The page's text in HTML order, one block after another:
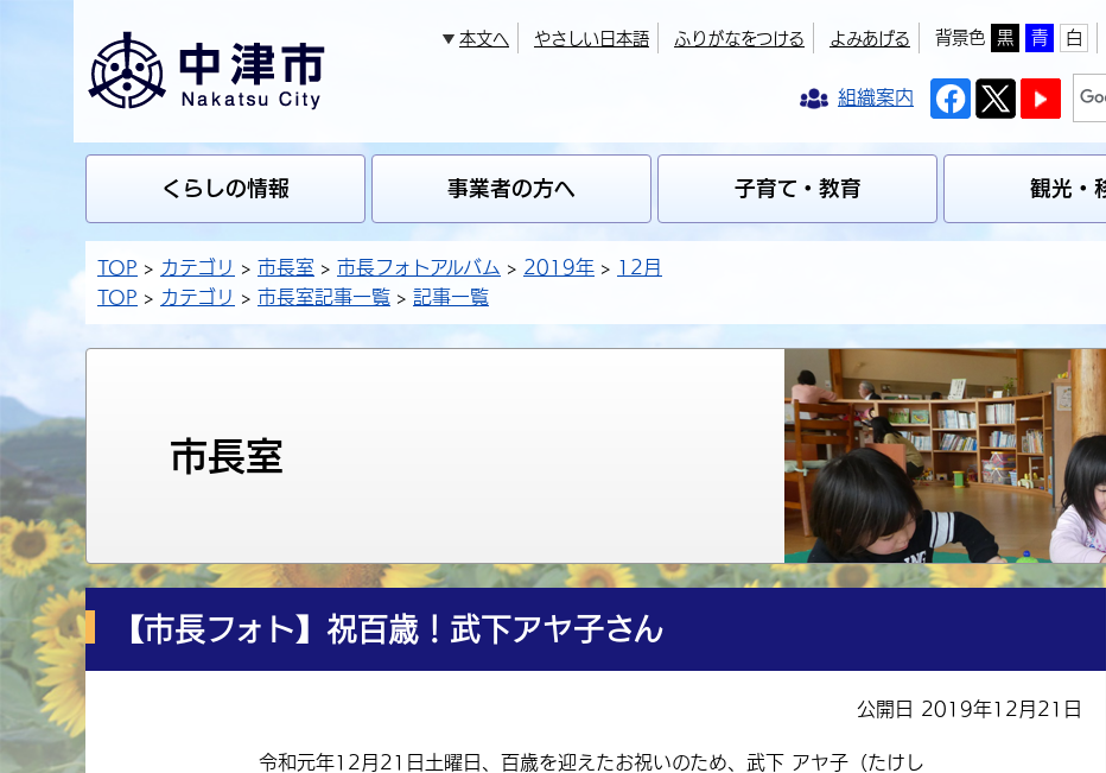
本文へ やさしい日本語 ふりがなをつける よみあげる 背景色 黒 青 白
組織案内
くらしの情報 事業者の方へ 子育て・教育 観光・
TOP カテゴリ 市長室 市長フォトアルバム 2019年
12月
TOP
カテゴリ 市長室記事一覧 記事一覧
市長室
【市長フォト】祝百歳！武下アヤ子さん
公開日 2019年12月21日
令和元年12月21日土曜日、百歳を迎えたお祝いのため、武下 アヤ子（たけし